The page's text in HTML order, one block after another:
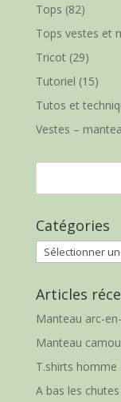
Tops (82)
Tops vestes et
Tricot(29)
Tutoriel (15)
Tutos et
Vestes –
Catégories
Catégories
Articles
Manteau arc-
Manteau
T.shirts homme
A bas les